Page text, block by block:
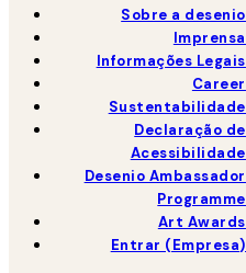
Sobre a desenio
Imprensa
Informações Legais
Career
Sustentabilidade
Declaração de
Acessibilidade
Desenio Ambassador
Programme
Art Awards
Entrar (Empresa)